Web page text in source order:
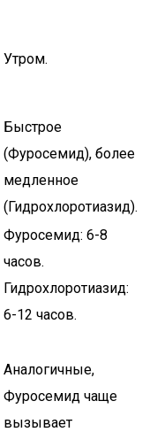
Утром.
Быстрое
(Фуросемид), более
медленное
(Гидрохлоротиазид).
Фуросемид: 6-8
часов.
Гидрохлоротиазид:
6-12 часов.
Аналогичные,
Фуросемид чаще
вызывает